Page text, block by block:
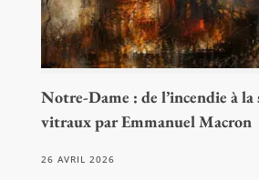
Notre-Dame : de l’incendie à
vitraux par Emmanuel Macron
26 AVRIL 2026